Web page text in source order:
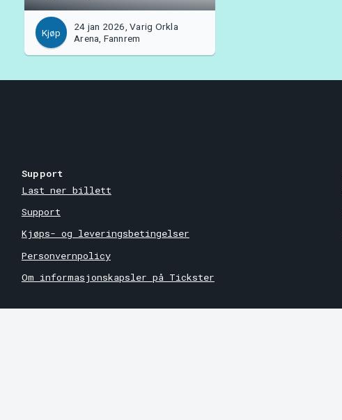
Kjøp
24 jan 2026, Varig Orkla
Arena, Fannrem
Support
Last ner billett
Support
Kjøps- og leveringsbetingelser
Personvernpolicy
Om informasjonskapsler på Tickster